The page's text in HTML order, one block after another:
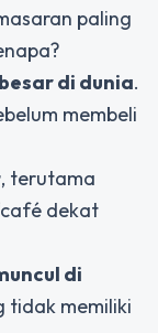
paling
di dunia.
membeli
, terutama
dekat
di
tidak memiliki